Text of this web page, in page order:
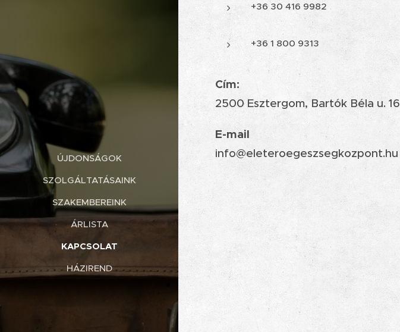
ÚJDONSÁGOK
SZOLGÁLTATÁSAINK
SZAKEMBEREINK
ÁRLISTA
KAPCSOLAT
HÁZIREND
+36 30 416 9982
+36 1 800 9313
Cím:
2500 Esztergom, Bartók Béla u. 16
E-mail
info@eleteroegeszsegkozpont.hu